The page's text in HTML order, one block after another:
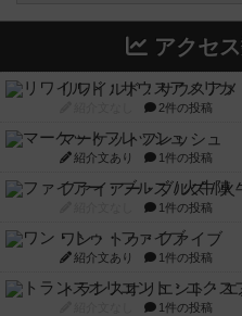
アクセ
リワイルド：サウスアメ
2件の投稿
マーケットフレッシュ
紹介文あり 1件の投稿
ファイアー・ブルズ / 火
1件の投稿
ワン・トゥ・ファイブ
紹介文あり 1件の投稿
トランスオリエント・エ
1件の投稿